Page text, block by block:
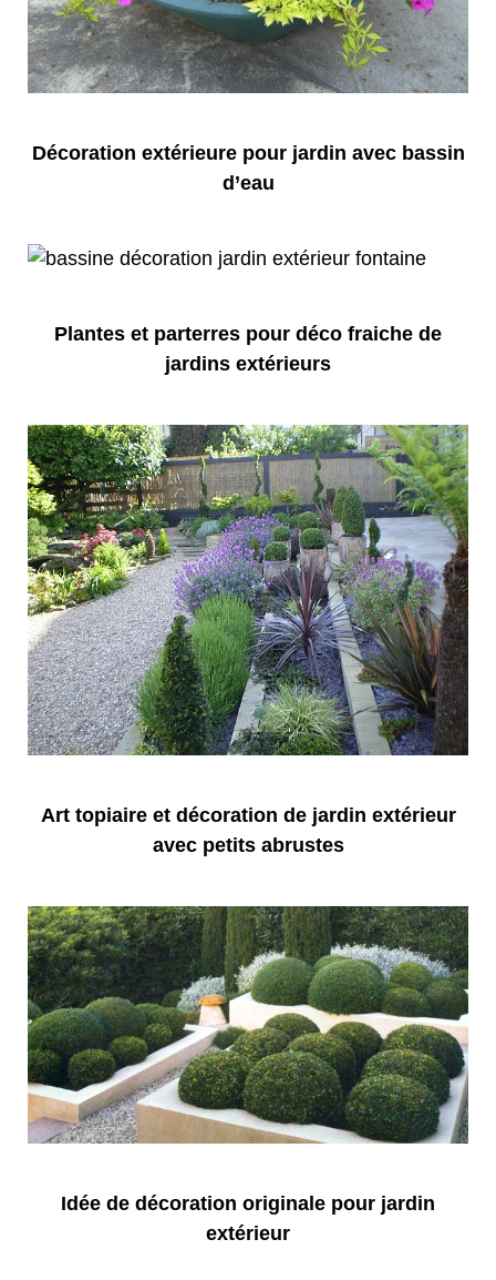
Décoration extérieure pour jardin avec bassin
d’eau
Plantes et parterres pour déco fraiche de
jardins extérieurs
Art topiaire et décoration de jardin extérieur
avec petits abrustes
Idée de décoration originale pour jardin
extérieur